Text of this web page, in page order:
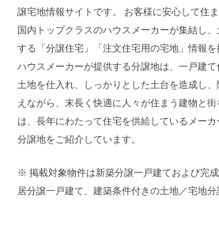
譲宅地情報サイトです。 お客様に安心して住
国内トップクラスのハウスメーカーが集結し
する「分譲住宅」「注文住宅用の宅地」情報を
ハウスメーカーが提供する分譲地は、一戸建
土地を仕入れ、しっかりとした土台を造成し
えながら、末長く快適に人々が住まう建物と
は、長年にわたって住宅を供給しているメー
分譲地をご紹介しています。
※ 掲載対象物件は新築分譲一戸建ておよび完
居分譲一戸建て、建築条件付きの土地／宅地分